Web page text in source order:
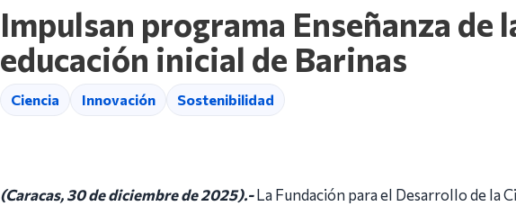
Impulsan programa Enseñanza de
educación inicial de Barinas
Ciencia Innovación Sostenibilidad
(Caracas, 30 de diciembre de 2025).-La Fundación para el Desarrollo de la